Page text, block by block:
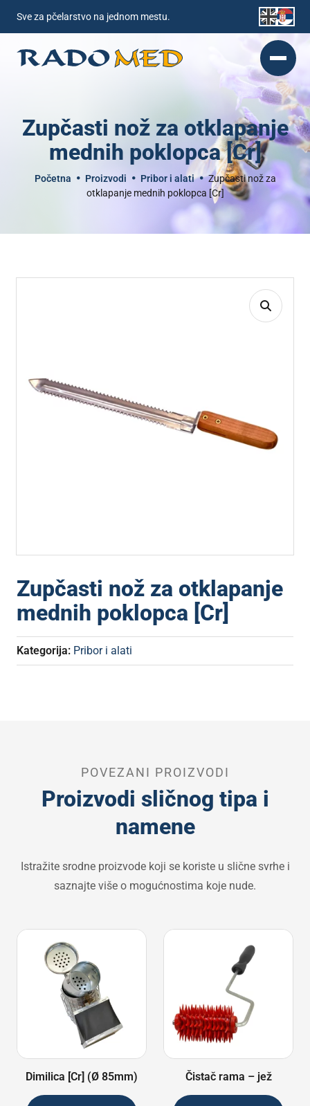
Sve za pčelarstvo na jednom mestu.
Zupčasti nož za otklapanje
mednih poklopca [Cr]
Početna Proizvodi Pribor i alati
Zupčasti nož za
otklapanje mednih poklopca [Cr]
Zupčasti nož za otklapanje
mednih poklopca [Cr]
Kategorija: Pribor i alati
POVEZANI PROIZVODI
Proizvodi sličnog tipa i
namene
Istražite srodne proizvode koji se koriste u slične svrhe i
saznajte više o mogućnostima koje nude.
Dimilica [Cr] (Ø 85mm) Čistač rama – jež